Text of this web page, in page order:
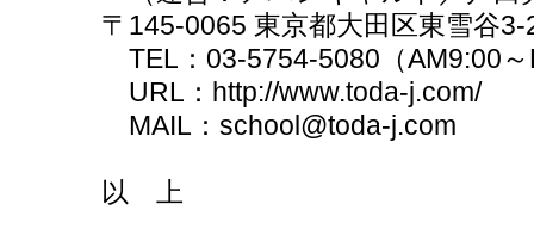
〒145-0065 東京都大田区東雪谷3-
TEL：03-5754-5080（AM9:00～
URL：http://www.toda-j.com/
MAIL：school@toda-j.com
以 上